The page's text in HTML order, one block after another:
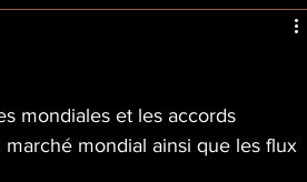
mondiales et les accords
mondial ainsi que les flux